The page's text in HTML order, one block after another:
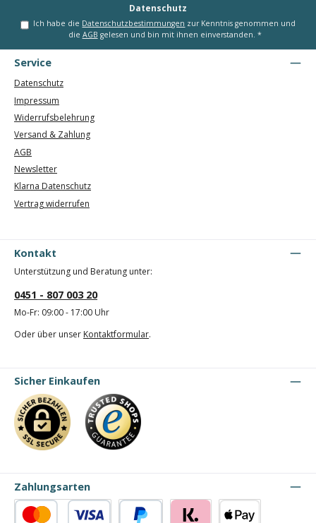
Datenschutz
Ich habe die Datenschutzbestimmungen zur Kenntnis genommen und
die AGB gelesen und bin mit ihnen einverstanden. *
Service
Datenschutz
Impressum
Widerrufsbelehrung
Versand & Zahlung
AGB
Newsletter
Klarna Datenschutz
Vertrag widerrufen
Kontakt
Unterstützung und Beratung unter:
0451 - 807 003 20
Mo-Fr: 09:00 - 17:00 Uhr
Oder über unser Kontaktformular.
Sicher Einkaufen
Zahlungsarten